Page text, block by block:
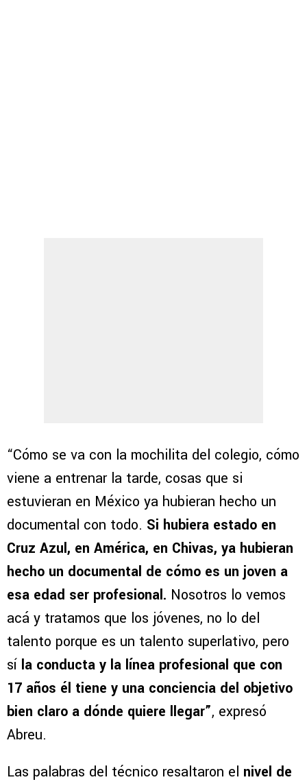
“Cómo se va con la mochilita del colegio, cómo
viene a entrenar la tarde, cosas que si
estuvieran en México ya hubieran hecho un
documental con todo. Si hubiera estado en
Cruz Azul, en América, en Chivas, ya hubieran
hecho un documental de cómo es un joven a
esa edad ser profesional. Nosotros lo vemos
acá y tratamos que los jóvenes, no lo del
talento porque es un talento superlativo, pero
sí la conducta y la línea profesional que con
17 años él tiene y una conciencia del objetivo
bien claro a dónde quiere llegar”, expresó
Abreu.
Las palabras del técnico resaltaron el nivel de